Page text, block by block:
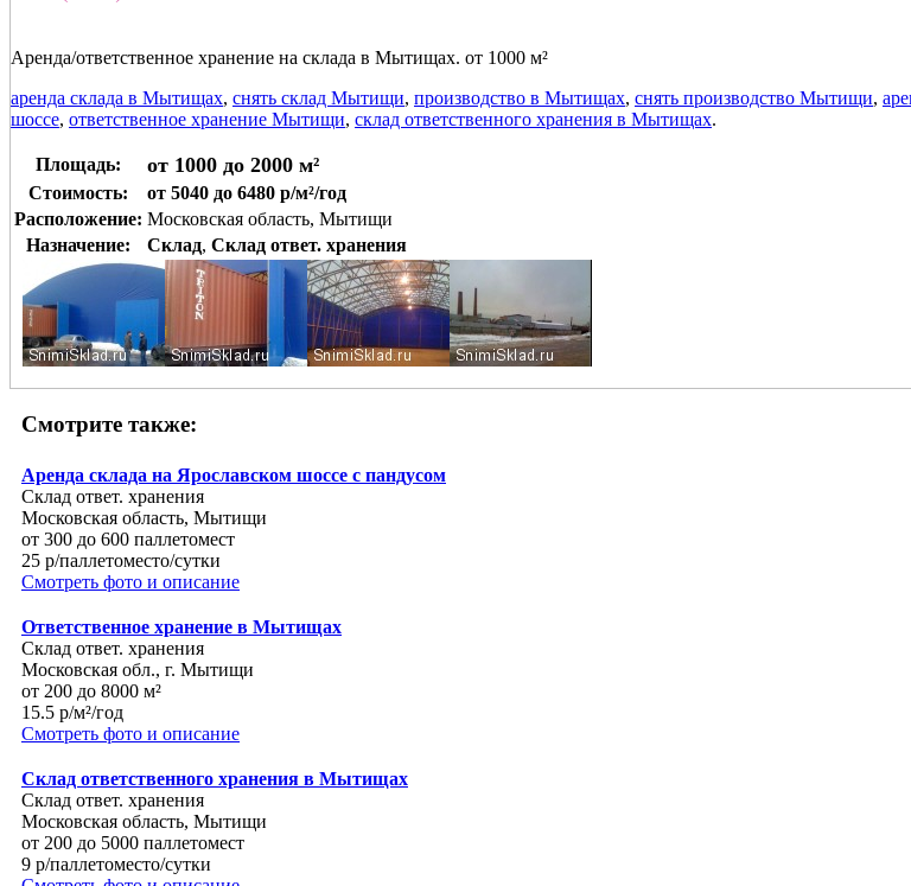
Аренда/ответственное хранение на склада в Мытищах. от 1000 м²
аренда склада в Мытищах, снять склад Мытищи, производство в Мытищах, снять производство Мытищи,
шоссе, ответственное хранение Мытищи, склад ответственного хранения в Мытищах.
Площадь: от 1000 до 2000 м²
Стоимость:
от 5040 до 6480 р/м²/год
Расположение: Московская область, Мытищи
Назначение:
Склад, Склад ответ. хранения
Смотрите также:
Аренда склада на Ярославском шоссе с пандусом
Склад ответ. хранения
Московская область, Мытищи
от 300 до 600 паллетомест
25 р/паллетоместо/сутки
Смотреть фото и описание
Ответственное хранение в Мытищах
Склад ответ. хранения
Московская обл., г. Мытищи
от 200 до 8000 м²
15.5 р/м²/год
Смотреть фото и описание
Склад ответственного хранения в Мытищах
Склад ответ. хранения
Московская область, Мытищи
от 200 до 5000 паллетомест
9 р/паллетоместо/сутки